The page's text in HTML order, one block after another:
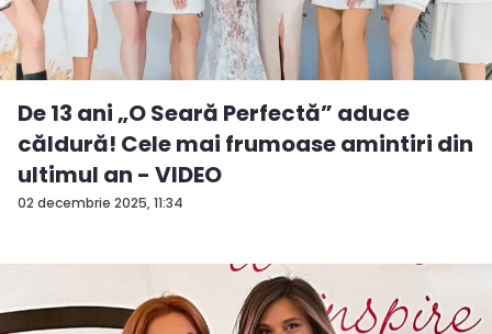
02 decembrie 2025, 11:34
De 13 ani „O Seară Perfectă” aduce
căldură! Cele mai frumoase amintiri din
ultimul an - VIDEO